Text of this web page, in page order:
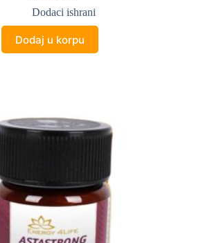
Dodaci ishrani
Dodaj u korpu